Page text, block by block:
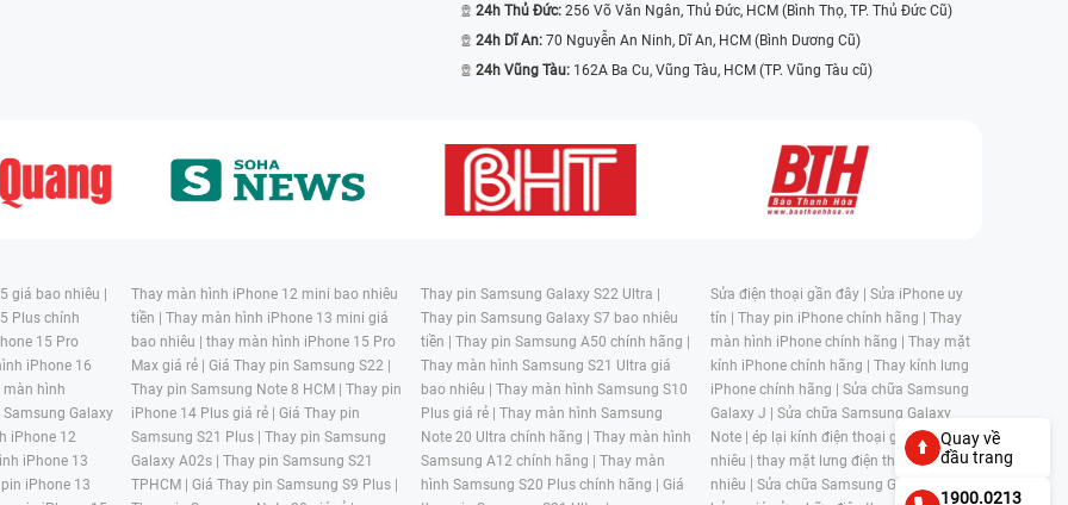
24h Thủ Đức: 256 Võ Văn Ngân, Thủ Đức, HCM (Bình Thọ, TP. Thủ Đức Cũ)
24h Dĩ An: 70 Nguyễn An Ninh, Dĩ An, HCM (Bình Dương Cũ)
24h Vũng Tàu: 162A Ba Cu, Vũng Tàu, HCM (TP. Vũng Tàu cũ)
giá bao nhiêu |
Plus chính
15 Pro
iPhone 16
màn hình
Galaxy
iPhone 12
iPhone 13
iPhone 13
Thay màn hình iPhone 12 mini bao nhiêu
tiền | Thay màn hình iPhone 13 mini giá
bao nhiêu | thay màn hình iPhone 15 Pro
Max giá rẻ | Giá Thay pin Samsung S22 |
Thay pin Samsung Note 8 HCM | Thay pin
iPhone 14 Plus giá rẻ | Giá Thay pin
Samsung S21 Plus | Thay pin Samsung
Galaxy A02s | Thay pin Samsung S21
TPHCM | Giá Thay pin Samsung S9 Plus |
Thay pin Samsung Galaxy S22 Ultra |
Thay pin Samsung Galaxy S7 bao nhiêu
tiền | Thay pin Samsung A50 chính hãng |
Thay màn hình Samsung S21 Ultra giá
bao nhiêu | Thay màn hình Samsung S10
Plus giá rẻ | Thay màn hình Samsung
Note 20 Ultra chính hãng | Thay màn hình
Samsung A12 chính hãng | Thay màn
hình Samsung S20 Plus chính hãng | Giá
Sửa điện thoại gần đây | Sửa iPhone uy
tín | Thay pin iPhone chính hãng | Thay
màn hình iPhone chính hãng | Thay mặt
kính iPhone chính hãng | Thay kính lưng
iPhone chính hãng | Sửa chữa Samsung
Galaxy J | Sửa chữa Samsung Galaxy
Note | ép lại kính điện thoại giá bao
nhiêu | thay mặt lưng điện thoại giá bao
nhiêu | Sửa chữa Samsung Galaxy S |
Quay về
đầu trang
1900.0213